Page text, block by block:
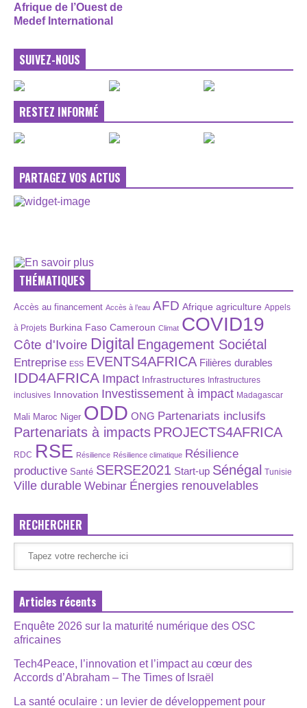
Afrique de l’Ouest de
Medef International
SUIVEZ-NOUS
RESTEZ INFORMÉ
PARTAGEZ VOS ACTUS
THÉMATIQUES
Accès au financement Accès à l’eau AFD Afrique agriculture Appels
à Projets Burkina Faso Cameroun Climat COVID19
Côte d'Ivoire Digital Engagement Sociétal
Entreprise ESS EVENTS4AFRICA Filières durables
IDD4AFRICA Impact Infrastructures Infrastructures
inclusives Innovation Investissement à impact Madagascar
Mali Maroc Niger ODD ONG Partenariats inclusifs
Partenariats à impacts PROJECTS4AFRICA
RDC RSE Résilience Résilience climatique Résilience
productive Santé SERSE2021 Start-up Sénégal Tunisie
Ville durable Webinar Énergies renouvelables
RECHERCHER
Articles récents
Enquête 2026 sur la maturité numérique des OSC
africaines
Tech4Peace, l’innovation et l’impact au cœur des
Accords d’Abraham – The Times of Israël
La santé oculaire : un levier de développement pour